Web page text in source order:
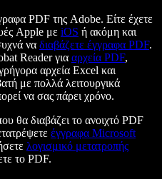
PDF της Adobe. Είτε έχετε
Apple με iOS ή ακόμη και
να διαβάζετε έγγραφα PDF.
Reader για αρχεία PDF,
αρχεία Excel και
με πολλά λειτουργικά
να σας πάρει χρόνο.
θα διαβάζει το ανοιχτό PDF
έγγραφα Microsoft
λογισμικό μετατροπής
το PDF.